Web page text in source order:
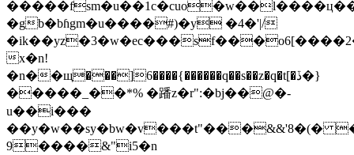
�gb�bɦgm�u����#)�y �4�'|/
x�n!
�n��щ���]6����{������q��s��z�q�t[�ڏ�}
�����_��*% �蹯z�r":�bj��@�-
u��i���
��y�w��sy�bw�v���t"���&&'8�(�
9����&"i5�n